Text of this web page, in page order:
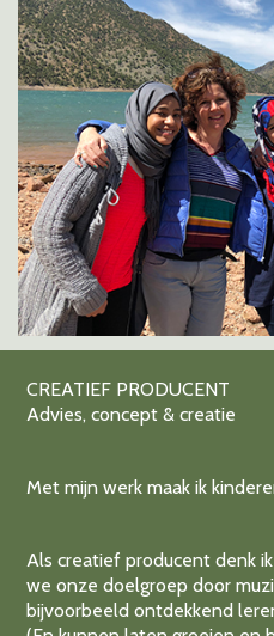
CREATIEF PRODUCENT
Advies, concept & creatie
Met mijn werk maak ik
Als creatief producent denk
we onze doelgroep door
bijvoorbeeld ontdekkend